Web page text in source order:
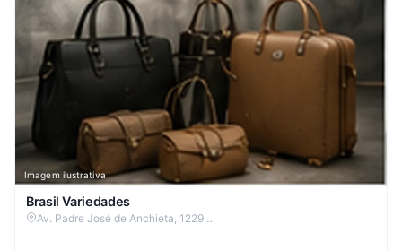
Imagem ilustrativa
Brasil Variedades
Av. Padre José de Anchieta, 1229…